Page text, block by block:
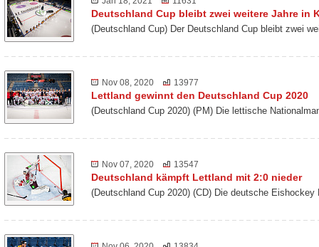
Deutschland Cup bleibt zwei weitere Jahre in
(Deutschland Cup) Der Deutschland Cup bleibt zwei
Nov 08, 2020 13977
Lettland gewinnt den Deutschland Cup 2020
(Deutschland Cup 2020) (PM) Die lettische
Nov 07, 2020 13547
Deutschland kämpft Lettland mit 2:0 nieder
(Deutschland Cup 2020) (CD) Die deutsche